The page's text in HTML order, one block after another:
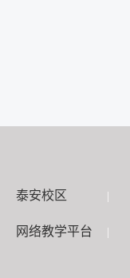
泰安校区 |
网络教学平台 |